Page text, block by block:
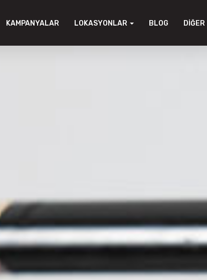
KAMPANYALAR LOKASYONLAR BLOG DIĞER